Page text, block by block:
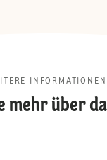
INFORMATIONEN
mehr über